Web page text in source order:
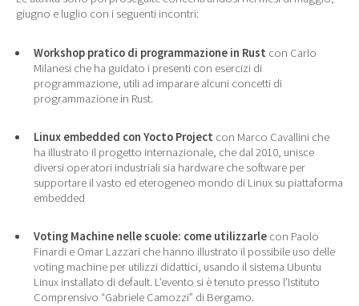
giugno e luglio con i seguenti incontri:
Workshop pratico di programmazione in Rust con Carlo
Milanesi che ha guidato i presenti con esercizi di
programmazione, utili ad imparare alcuni concetti di
programmazione in Rust.
Linux embedded con Yocto Project con Marco Cavallini che
ha illustrato il progetto internazionale, che dal 2010, unisce
diversi operatori industriali sia hardware che software per
supportare il vasto ed eterogeneo mondo di Linux su piattaforma
embedded
Voting Machine nelle scuole: come utilizzarlecon Paolo
Finardi e Omar Lazzari che hanno illustrato il possibile uso delle
voting machine per utilizzi didattici, usando il sistema Ubuntu
Linux installato di default. L’evento si è tenuto presso l’Istituto
Comprensivo “Gabriele Camozzi” di Bergamo.